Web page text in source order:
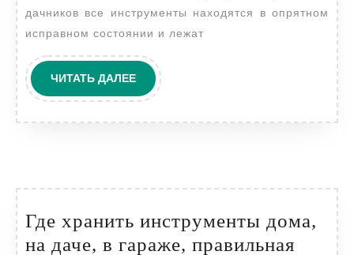
дачников все инструменты находятся в опрятном
исправном состоянии и лежат
ЧИТАТЬ ДАЛЕЕЧИТАТЬ
ДАЛЕЕ
Где хранить инструменты дома,
на даче, в гараже, правильная